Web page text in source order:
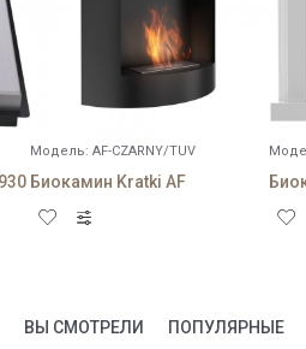
Модель: AF-CZARNY/TUV
Биокамин Kratki AF
ВЫ СМОТРЕЛИ ПОПУЛЯРНЫЕ